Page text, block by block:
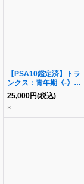
【PSA10鑑定済】トラ
ンクス：青年期《-》
{SDVTB-005}
25,000円(税込)
×